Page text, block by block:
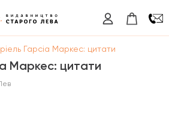
Гарсіа Маркес: цитати
Маркес: цитати